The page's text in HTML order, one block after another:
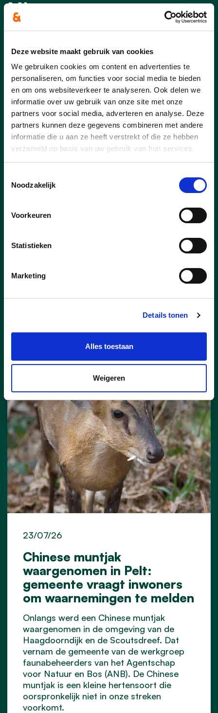
Deze website maakt gebruik van cookies
We gebruiken cookies om content en advertenties te
personaliseren, om functies voor social media te bieden
en om ons websiteverkeer te analyseren. Ook delen we
informatie over uw gebruik van onze site met onze
partners voor social media, adverteren en analyse. Deze
partners kunnen deze gegevens combineren met andere
informatie die u aan ze heeft verstrekt of die ze hebben
verzameld op basis van uw gebruik van hun services.
Noodzakelijk
Voorkeuren
Statistieken
Marketing
Details tonen
Alles toestaan
Weigeren
Nieuws
15 voor 11.11.11
23/07/26
voor 11.11.11. Daarmee eindigt onze
Limburg. Ook per inwoner scoort Pelt
inwoner ligt de opbrengst ruim dubbel zo
hoog als het Vlaamse gemiddelde.
lees meer
Chinese muntjak
waargenomen in Pelt:
gemeente vraagt inwoners
om waarnemingen te melden
23/07/26
Onlangs werd een Chinese muntjak
waargenomen in de omgeving van de
Haagdoorndijk en de Scoutsdreef. Dat
vernam de gemeente van de werkgroep
faunabeheerders van het Agentschap
voor Natuur en Bos (ANB). De Chinese
muntjak is een kleine hertensoort die
oorspronkelijk niet in onze streken
voorkomt.